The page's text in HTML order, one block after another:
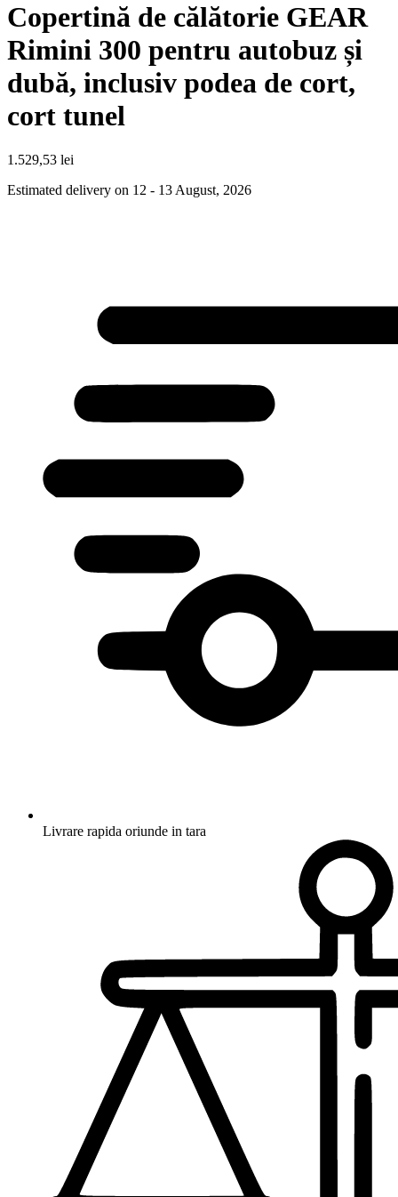
Copertină de călătorie GEAR
Rimini 300 pentru autobuz și
dubă, inclusiv podea de cort,
cort tunel
1.529,53 lei
Estimated delivery on 12 - 13 August, 2026
Livrare rapida oriunde in tara